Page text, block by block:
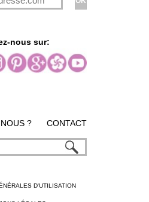
nous sur:
? CONTACT
D'UTILISATION